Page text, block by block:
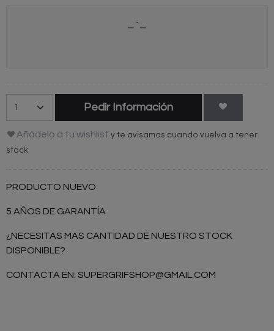
Pedir Información
Añádelo a tu wishlist y te avisamos cuando vuelva a tener
stock
PRODUCTO NUEVO
5 AÑOS DE GARANTÍA
¿NECESITAS MAS CANTIDAD DE NUESTRO STOCK
DISPONIBLE?
CONTACTA EN: SUPERGRIFSHOP@GMAIL.COM